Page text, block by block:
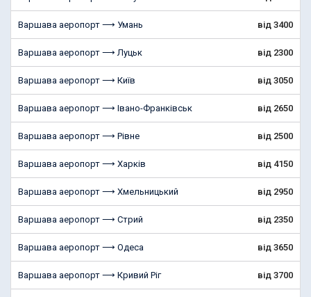
Варшава аеропорт ⟶ Умань від 3400
Варшава аеропорт ⟶ Луцьк від 2300
Варшава аеропорт ⟶ Київ від 3050
Варшава аеропорт ⟶ Івано-Франківськ від 2650
Варшава аеропорт ⟶ Рівне від 2500
Варшава аеропорт ⟶ Харків від 4150
Варшава аеропорт ⟶ Хмельницький від 2950
Варшава аеропорт ⟶ Стрий від 2350
Варшава аеропорт ⟶ Одеса від 3650
Варшава аеропорт ⟶ Кривий Ріг від 3700